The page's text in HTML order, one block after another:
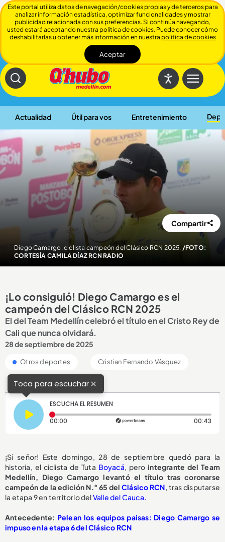
Actualidad Útil para vos Entretenimiento
Cerrar
Diego Camargo, ciclista campeón del Clásico RCN 2025. /FOTO:
CORTESÍA CAMILA DÍAZ RCN RADIO
Compartir
¡Lo consiguió! Diego Camargo es el
campeón del Clásico RCN 2025
El del Team Medellín celebró el título en el Cristo Rey de
Cali que nunca olvidará.
28 de septiembre de 2025
Otros deportes Cristian Fernando Vásquez
Toca para escuchar×
ESCUCHA EL RESUMEN
00:00 Tiempo transcurrido: 0 segundos 00:43
¡Sí señor! Este domingo, 28 de septiembre quedó para la
historia, el ciclista de Tuta Boyacá, perointegrante del Team
Medellín, Diego Camargo levantó el título tras coronarse
campeón de la edición N.° 65 del Clásico RCN, tras disputarse
la etapa 9 en territorio delValle del Cauca.
Antecedente: Pelean los equipos paisas: Diego Camargo se
impuso en la etapa 6 del Clásico RCN
Este portal utiliza datos de navegación/cookies propias y de terceros para
analizar información estadística, optimizar funcionalidades y mostrar
publicidad relacionada con sus preferencias. Si continúa navegando,
usted estará aceptando nuestra política de cookies. Puede conocer cómo
deshabilitarlas u obtener más información en nuestra politica de cookies
Aceptar